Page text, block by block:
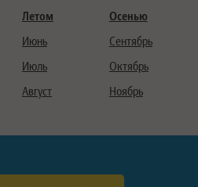
Летом
Июнь
Июль
Август
Осенью
Сентябрь
Октябрь
Ноябрь